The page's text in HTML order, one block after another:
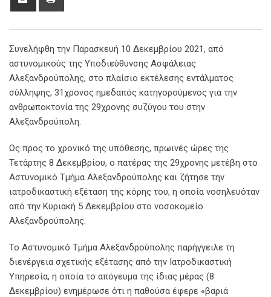
Συνελήφθη την Παρασκευή 10 Δεκεμβρίου 2021, από
αστυνομικούς της Υποδιεύθυνσης Ασφάλειας
Αλεξανδρούπολης, στο πλαίσιο εκτέλεσης εντάλματος
σύλληψης, 31χρονος ημεδαπός κατηγορούμενος για την
ανθρωποκτονία της 29χρονης συζύγου του στην
Αλεξανδρούπολη.
Ως προς το χρονικό της υπόθεσης, πρωινές ώρες της
Τετάρτης 8 Δεκεμβρίου, ο πατέρας της 29χρονης μετέβη στο
Αστυνομικό Τμήμα Αλεξανδρούπολης και ζήτησε την
ιατροδικαστική εξέταση της κόρης του, η οποία νοσηλευόταν
από την Κυριακή 5 Δεκεμβρίου στο νοσοκομείο
Αλεξανδρούπολης.
Το Αστυνομικό Τμήμα Αλεξανδρούπολης παρήγγειλε τη
διενέργεια σχετικής εξέτασης από την Ιατροδικαστική
Υπηρεσία, η οποία το απόγευμα της ίδιας μέρας (8
Δεκεμβρίου) ενημέρωσε ότι η παθούσα έφερε «βαριά